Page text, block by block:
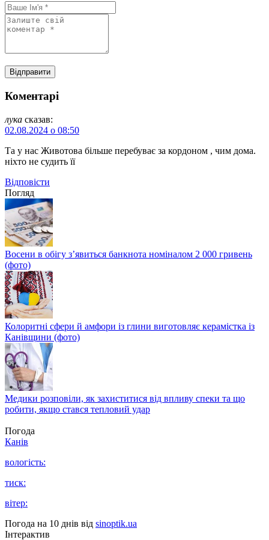
Коментарі
лука сказав:
02.08.2024 о 08:50
Та у нас Животова більше перебуває за кордоном , чим дома.
ніхто не судить її
Відповіcти
Погляд
Восени в обігу з’явиться банкнота номіналом 2 000 гривень
(фото)
Колоритні сфери й амфори із глини виготовляє керамістка із
Канівщини (фото)
Медики розповіли, як захиститися від впливу спеки та що
робити, якщо стався тепловий удар
Погода
Канів
вологість:
тиск:
вітер:
Погода на 10 днів від sinoptik.ua
Інтерактив